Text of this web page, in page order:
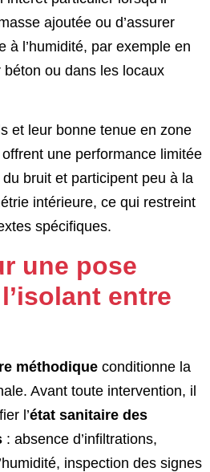
ajoutée ou d’assurer
à l’humidité, par exemple en
ou dans les locaux
et leur bonne tenue en zone
une performance limitée
bruit et participent peu à la
intérieure, ce qui restreint
spécifiques.
une pose
entre
méthodique conditionne la
Avant toute intervention, il
l’état sanitaire des
: absence d’infiltrations,
inspection des signes